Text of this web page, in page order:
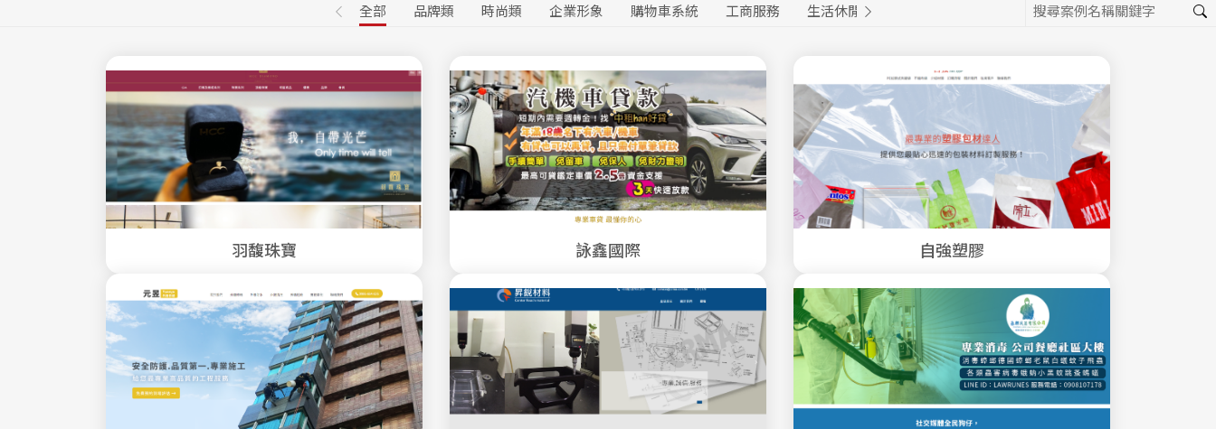
全部
品牌類 時尚類 企業形象 購物車系統 工商服務 生活休閒
羽馥珠寶 詠鑫國際 自強塑膠